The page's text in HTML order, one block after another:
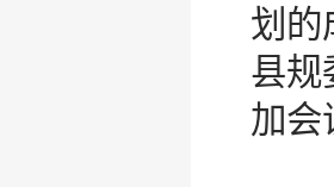
划的
县规
加会